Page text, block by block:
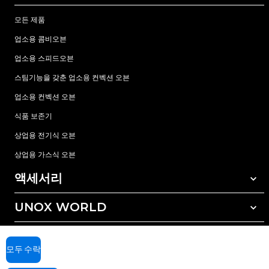
모든 제품
업소용 콤비오븐
업소용 스피드오븐
스팀기능을 갖춘 업소용 컨벡션 오븐
업소용 컨벡션 오븐
식품 보존기
상업용 전기식 오븐
상업용 가스식 오븐
액세서리
모든 액세서리
자동세척 세정제
수동세척 세정제
수질 관리를 위한 레진(수지) 필터
UNOX WORLD
전세계 지사
서비스
우녹스 보증
모두 수락